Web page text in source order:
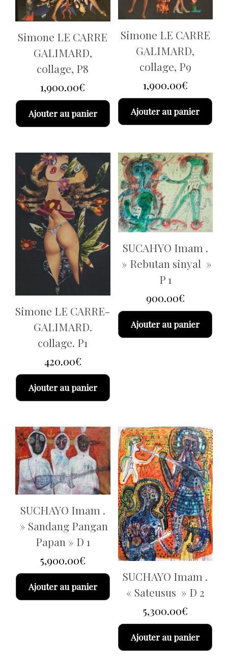
Simone LE CARRE
GALIMARD,
collage, P8
1,900.00€
Ajouter au panier
Simone LE CARRE
GALIMARD,
collage, P9
1,900.00€
Ajouter au panier
Simone LE CARRE-
GALIMARD.
collage. P1
420.00€
Ajouter au panier
SUCAHYO Imam .
» Rebutan sinyal »
P 1
900.00€
Ajouter au panier
SUCHAYO Imam .
» Sandang Pangan
Papan » D 1
5,900.00€
Ajouter au panier
SUCHAYO Imam .
« Sateusus » D 2
5,300.00€
Ajouter au panier